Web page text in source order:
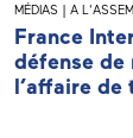
MÉDIAS | A
France
défense
l’affaire de